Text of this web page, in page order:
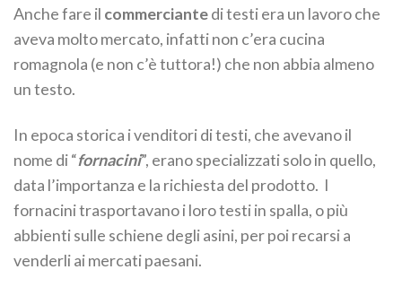
Anche fare il commerciantedi testi era un lavoro che
aveva molto mercato, infatti non c’era cucina
romagnola (e non c’è tuttora!) che non abbia almeno
un testo.
In epoca storica i venditori di testi, che avevano il
nome di “fornacini”, erano specializzati solo in quello,
data l’importanza e la richiesta del prodotto. I
fornacini trasportavano i loro testi in spalla, o più
abbienti sulle schiene degli asini, per poi recarsi a
venderli ai mercati paesani.